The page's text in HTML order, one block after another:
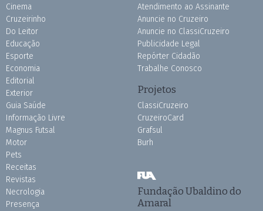
Cinema
Cruzeirinho
Do Leitor
Educação
Esporte
Economia
Editorial
Exterior
Guia Saúde
Informação Livre
Magnus Futsal
Motor
Pets
Receitas
Revistas
Necrologia
Presença
Atendimento ao Assinante
Anuncie no Cruzeiro
Anuncie no ClassiCruzeiro
Publicidade Legal
Repórter Cidadão
Trabalhe Conosco
Projetos
ClassiCruzeiro
CruzeiroCard
Grafsul
Burh
Fundação Ubaldino do
Amaral